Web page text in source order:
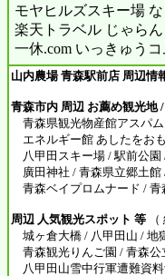
モヤヒルズスキー場
楽天トラベル じゃら
一休.com いっきゅう
山内農場 青森駅前店 周辺情
青森市内 周辺 お薦め観光地
青森県観光物産館アスパム
エネルギー館 あしたをお
八甲田スキー場 / 駅前公園
廣田神社 / 青森県立郷土館
青森ベイプロムナード / 青
周辺 人気観光スポット 等
城ヶ倉大橋 / 八甲田山 / 地
青森観光りんご園 / 青森公
八甲田山雪中行軍遭難資料